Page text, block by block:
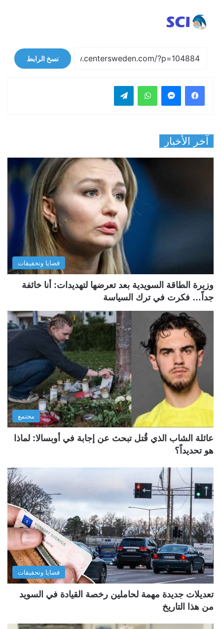
نسخ الرابط
فيسبوك واتساب
آخر الأخبار
قضايا وتحقيقات
وزيرة الطاقة السويدية بعد تعرضها لتهديدات: أنا خائفة
جداً… فكرت في ترك السياسة
مجتمع
عائلة الشاب الذي قُتل تبحث عن إجابة في أوبسالا: لماذا
هو تحديداً؟
قضايا وتحقيقات
تعديلات جديدة مهمة لحاملين رخصة القيادة في السويد
من هذا التاريخ